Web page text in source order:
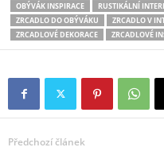
OBÝVÁK INSPIRACE
RUSTIKÁLNÍ
ZRCADLO DO OBÝVÁKU
ZRCADLO V
ZRCADLOVÉ DEKORACE
ZRCADLOVÉ
Předchozí článek